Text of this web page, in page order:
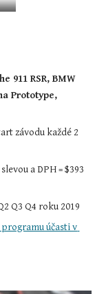
911 RSR, BMW
Prototype,
závodu každé 2
a DPH = $393
Q3 Q4 roku 2019
účasti v